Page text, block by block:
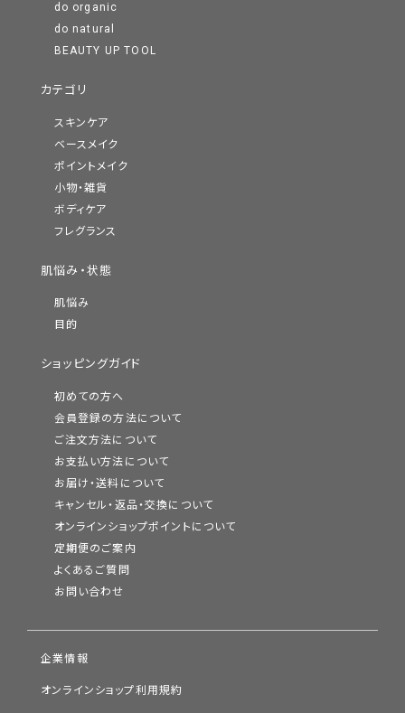
do organic
do natural
BEAUTY UP TOOL
カテゴリ
スキンケア
ベースメイク
ポイントメイク
小物・雑貨
ボディケア
フレグランス
肌悩み・状態
肌悩み
目的
ショッピングガイド
初めての方へ
会員登録の方法について
ご注文方法について
お支払い方法について
お届け・送料について
キャンセル・返品・交換について
オンラインショップポイントについて
定期便のご案内
よくあるご質問
お問い合わせ
企業情報
オンラインショップ利用規約